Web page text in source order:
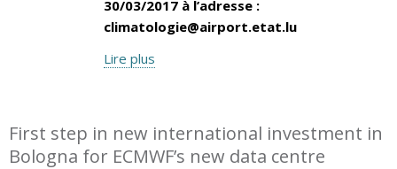
30/03/2017 à l’adresse :
climatologie@airport.etat.lu
Lire plus
First step in new international investment in
Bologna for ECMWF’s new data centre